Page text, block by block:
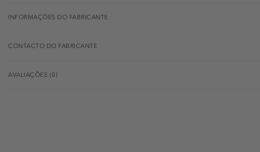
INFORMAÇÕES DO FABRICANTE
CONTACTO DO FABRICANTE
AVALIAÇÕES (0)